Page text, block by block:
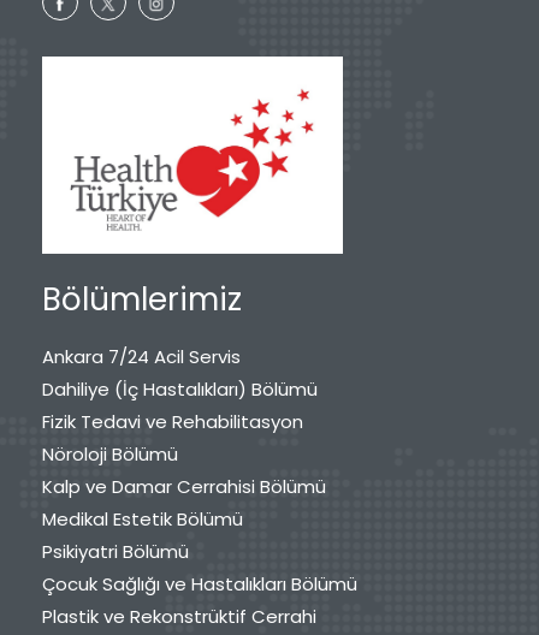
Bölümlerimiz
Ankara 7/24 Acil Servis
Dahiliye (İç Hastalıkları) Bölümü
Fizik Tedavi ve Rehabilitasyon
Nöroloji Bölümü
Kalp ve Damar Cerrahisi Bölümü
Medikal Estetik Bölümü
Psikiyatri Bölümü
Çocuk Sağlığı ve Hastalıkları Bölümü
Plastik ve Rekonstrüktif Cerrahi